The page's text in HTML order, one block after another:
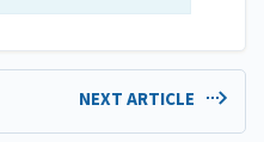
NEXT ARTICLE